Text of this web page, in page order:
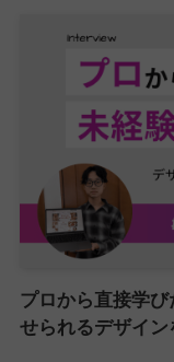
プロから直接学
せられるデザイ